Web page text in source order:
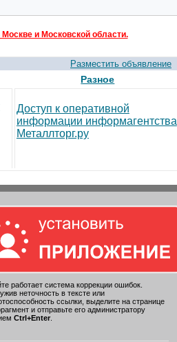
и Московской области.
Разместить объявление
Разное
Доступ к оперативной
информации информагентства
Металлторг.ру
работает система коррекции ошибок.
неточность в тексте или
ссылки, выделите на странице
и отправьте его администратору
Ctrl+Enter